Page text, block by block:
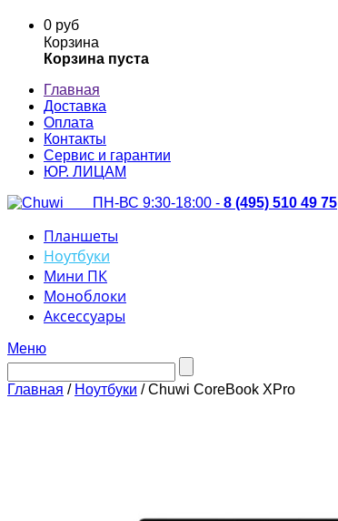
0 руб
Корзина
Корзина пуста
Главная
Доставка
Оплата
Контакты
Сервис и гарантии
ЮР. ЛИЦАМ
ПН-ВС 9:30-18:00 - 8 (495) 510 49 75
Планшеты
Ноутбуки
Мини ПК
Моноблоки
Аксессуары
Меню
Главная / Ноутбуки / Chuwi CoreBook XPro